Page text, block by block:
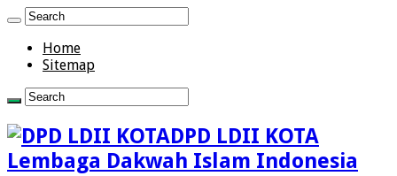
Home
Sitemap
DPD LDII KOTA
Lembaga Dakwah Islam Indonesia